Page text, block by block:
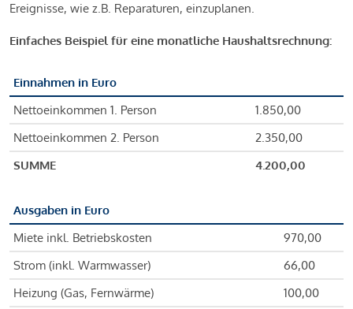
Ereignisse, wie z.B. Reparaturen, einzuplanen.
Einfaches Beispiel für eine monatliche Haushaltsrechnung:
Einnahmen in Euro
Nettoeinkommen 1. Person
1.850,00
Nettoeinkommen 2. Person
2.350,00
SUMME
4.200,00
Ausgaben in Euro
Miete inkl. Betriebskosten
970,00
Strom (inkl. Warmwasser)
66,00
Heizung (Gas, Fernwärme)
100,00